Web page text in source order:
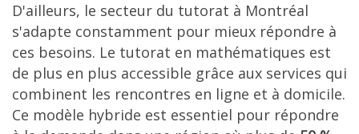
D'ailleurs, le secteur du tutorat à Montréal
s'adapte constamment pour mieux répondre à
ces besoins. Le tutorat en mathématiques est
de plus en plus accessible grâce aux services qui
combinent les rencontres en ligne et à domicile.
Ce modèle hybride est essentiel pour répondre